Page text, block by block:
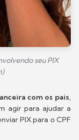
seu PIX
com os pais,
agir para ajudar a
PIX para o CPF